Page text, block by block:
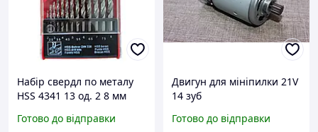
Набір свердл по металу
HSS 4341 13 од. 2 8 мм
Готово до відправки
Двигун для мініпилки 21V
14 зуб
Готово до відправки